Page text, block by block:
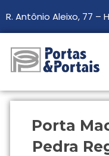
R. Antônio Aleixo, 77 –
Porta
Pedra